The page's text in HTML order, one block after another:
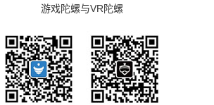
游戏陀螺与VR陀螺